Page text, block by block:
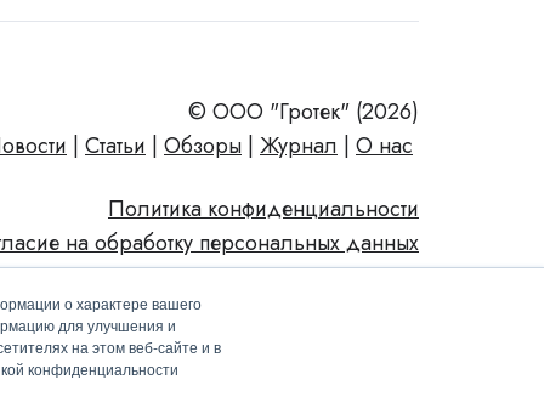
о характере вашего
для улучшения и
на этом веб-сайте и в
конфиденциальности
© ООО "Гротек" (2026)
Статьи Обзоры Журнал О нас
Политика конфиденциальности
на обработку персональных данных